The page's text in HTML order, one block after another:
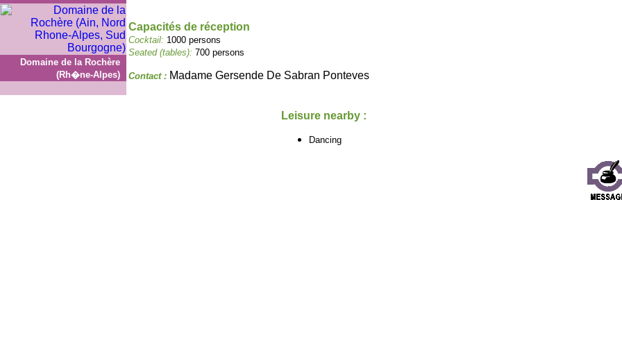
Domaine de la Rochère
(Rh�ne-Alpes)
Capacités de réception
Cocktail: 1000 persons
Seated (tables): 700 persons
Contact : Madame Gersende De Sabran Ponteves
Leisure nearby :
Dancing